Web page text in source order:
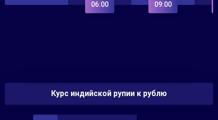
06:00 09:00
Курс индийской рупии к рублю